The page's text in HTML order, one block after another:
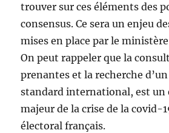
trouver sur ces éléments des
consensus. Ce sera un enjeu
mises en place par le
On peut rappeler que la
prenantes et la recherche
standard international, est un
majeur de la crise de la covid-
électoral français.